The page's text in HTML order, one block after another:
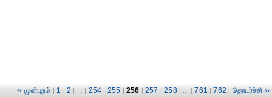
‹‹ முன்புறம் | 1 | 2 | ... | 254 | 255 | 256 | 257 | 258 | ... | 761 | 762 | தொடர்ச்சி ››